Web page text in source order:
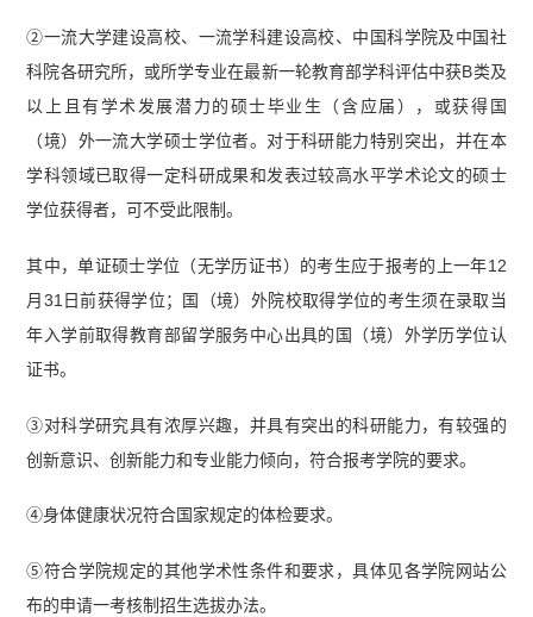
②一流大学建设高校、一流学科建设高校、中国科学院及中国社
科院各研究所，或所学专业在最新一轮教育部学科评估中获B类及
以上且有学术发展潜力的硕士毕业生（含应届），或获得国
（境）外一流大学硕士学位者。对于科研能力特别突出，并在本
学科领域已取得一定科研成果和发表过较高水平学术论文的硕士
学位获得者，可不受此限制。
其中，单证硕士学位（无学历证书）的考生应于报考的上一年12
月31日前获得学位；国（境）外院校取得学位的考生须在录取当
年入学前取得教育部留学服务中心出具的国（境）外学历学位认
证书。
③对科学研究具有浓厚兴趣，并具有突出的科研能力，有较强的
创新意识、创新能力和专业能力倾向，符合报考学院的要求。
④身体健康状况符合国家规定的体检要求。
⑤符合学院规定的其他学术性条件和要求，具体见各学院网站公
布的申请一考核制招生选拔办法。